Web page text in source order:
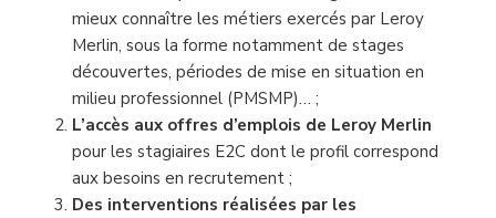
mieux connaître les métiers exercés par Leroy
Merlin, sous la forme notamment de stages
découvertes, périodes de mise en situation en
milieu professionnel (PMSMP)… ;
L’accès aux offres d’emplois de Leroy Merlin
pour les stagiaires E2C dont le profil correspond
aux besoins en recrutement ;
Des interventions réalisées par les